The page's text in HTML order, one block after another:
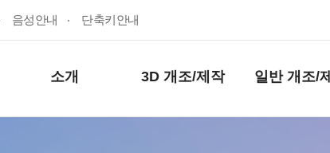
음성안내 단축키안내
소개 3D 개조/제작 일반 개조/